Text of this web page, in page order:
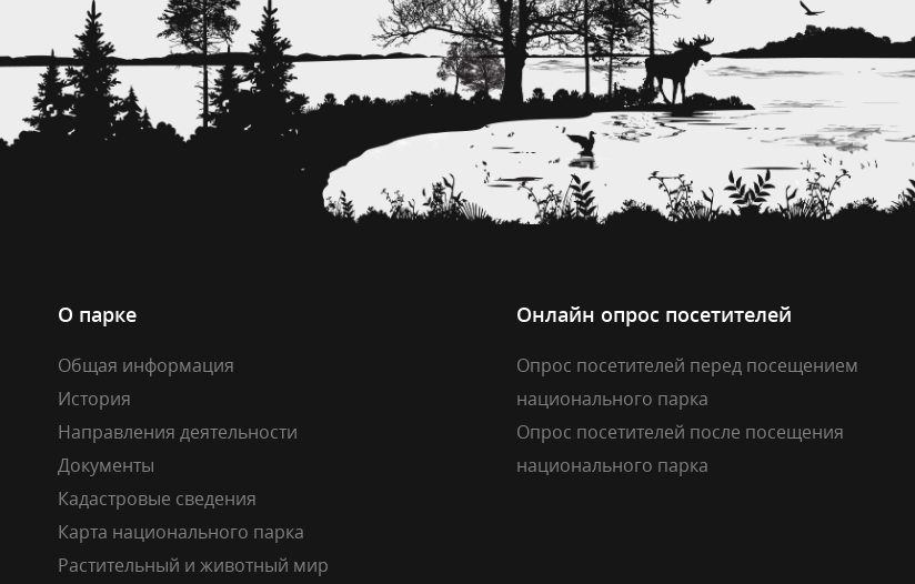
О парке
Общая информация
История
Направления деятельности
Документы
Кадастровые сведения
Карта национального парка
Растительный и животный мир
Онлайн опрос посетителей
Опрос посетителей перед посещением
национального парка
Опрос посетителей после посещения
национального парка